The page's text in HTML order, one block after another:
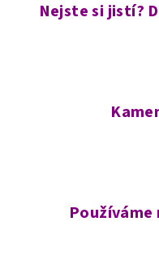
Nejste si jistí?